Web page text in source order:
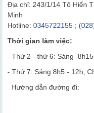
Địa chỉ: 243/1/14 Tô Hiến
Minh
Hotline: 0345722155 ;
Thời gian làm việc:
- Thứ 2 - thứ 6: Sáng
- Thứ 7: Sáng 8h5 - 12h;
Hướng dẫn đường đi: